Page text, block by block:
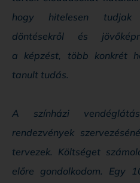
hogy hitelesen tudjak
döntésekről és
a képzést, több konkrét
tanult tudás.
A színházi
rendezvények
tervezek. Költséget
előre gondolkodom. Egy